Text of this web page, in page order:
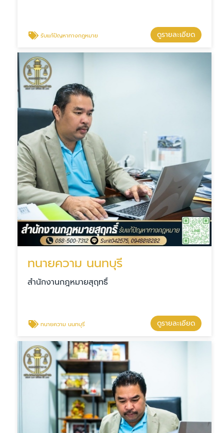
รับแก้ปัญหาทางกฎหมาย ดูรายละเอียด
ทนายความ นนทบุรี
สำนักงานกฎหมายสุฤทธิ์
ทนายความ นนทบุรี ดูรายละเอียด